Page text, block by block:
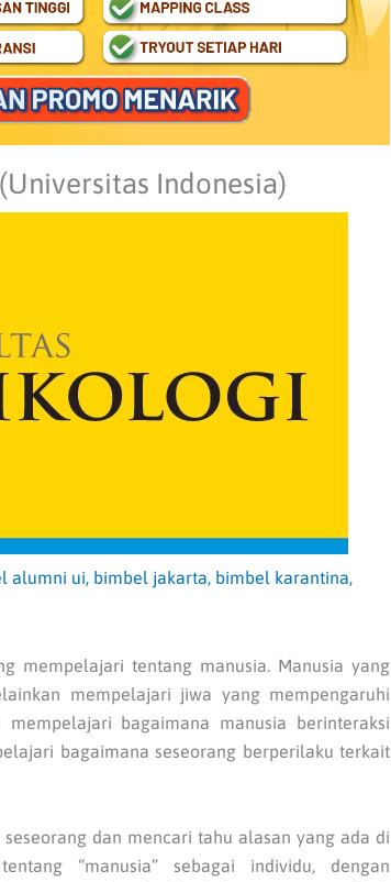
Indonesia)
alumni ui, bimbel jakarta, bimbel karantina,
mempelajari tentang manusia. Manusia yang
mempelajari jiwa yang mempengaruhi
bagaimana manusia berinteraksi
bagaimana seseorang berperilaku terkait
dan mencari tahu alasan yang ada di
“manusia” sebagai individu, dengan